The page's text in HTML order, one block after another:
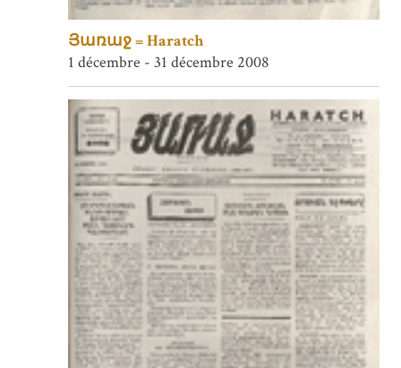
Յառաջ = Haratch
1 décembre - 31 décembre 2008